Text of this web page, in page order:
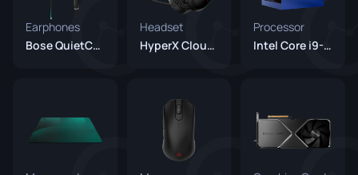
Earphones
Bose QuietComfort 20
Headset
HyperX Cloud II
Processor
Intel Core i9-12900K